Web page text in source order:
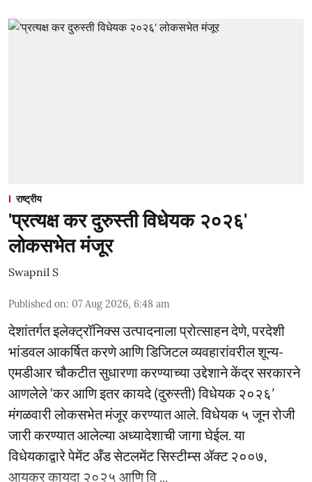
राष्ट्रीय
'प्रत्यक्ष कर दुरुस्ती विधेयक २०२६'
लोकसभेत मंजूर
Swapnil S
Published on: 07 Aug 2026, 6:48 am
देशांतर्गत इलेक्ट्रॉनिक्स उत्पादनाला प्रोत्साहन देणे, परदेशी
भांडवल आकर्षित करणे आणि डिजिटल व्यवहारांवरील शून्य-
एमडीआर चौकटीत सुधारणा करण्याच्या उद्देशाने केंद्र सरकारने
आणलेले ‘कर आणि इतर कायदे (दुरुस्ती) विधेयक २०२६’
मंगळवारी लोकसभेत मंजूर करण्यात आले. विधेयक ५ जून रोजी
जारी करण्यात आलेल्या अध्यादेशाची जागा घेईल. या
विधेयकाद्वारे पेमेंट अँड सेटलमेंट सिस्टीम्स ॲक्ट २००७,
आयकर कायदा २०२५ आणि वि ...